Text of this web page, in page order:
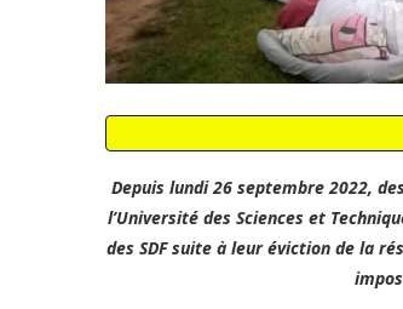
Depuis lundi 26 septembre 2022,
l’Université des Sciences et
des SDF suite à leur éviction de la